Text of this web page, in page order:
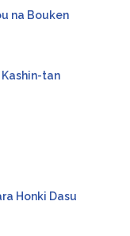
na Bouken
Kashin-tan
Honki Dasu